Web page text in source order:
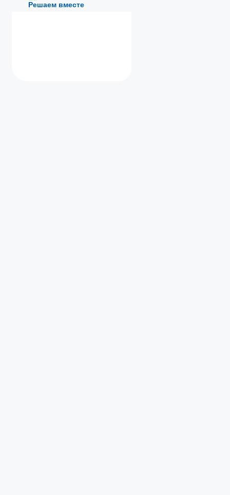
Решаем вместе